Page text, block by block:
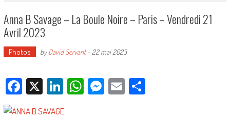
Anna B Savage – La Boule Noire – Paris – Vendredi 21
Avril 2023
Photos byDavid Servant- 22 mai 2023
Facebook
X LinkedIn
WhatsApp
Messenger
EmailPartager